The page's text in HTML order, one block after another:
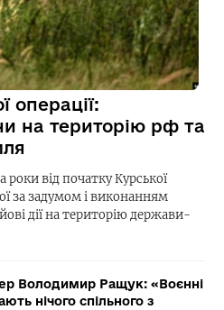
операції:
на територію рф та
від початку Курської
за задумом і виконанням
дії на територію держави-
Володимир Ращук: «Воєнні
нічого спільного з